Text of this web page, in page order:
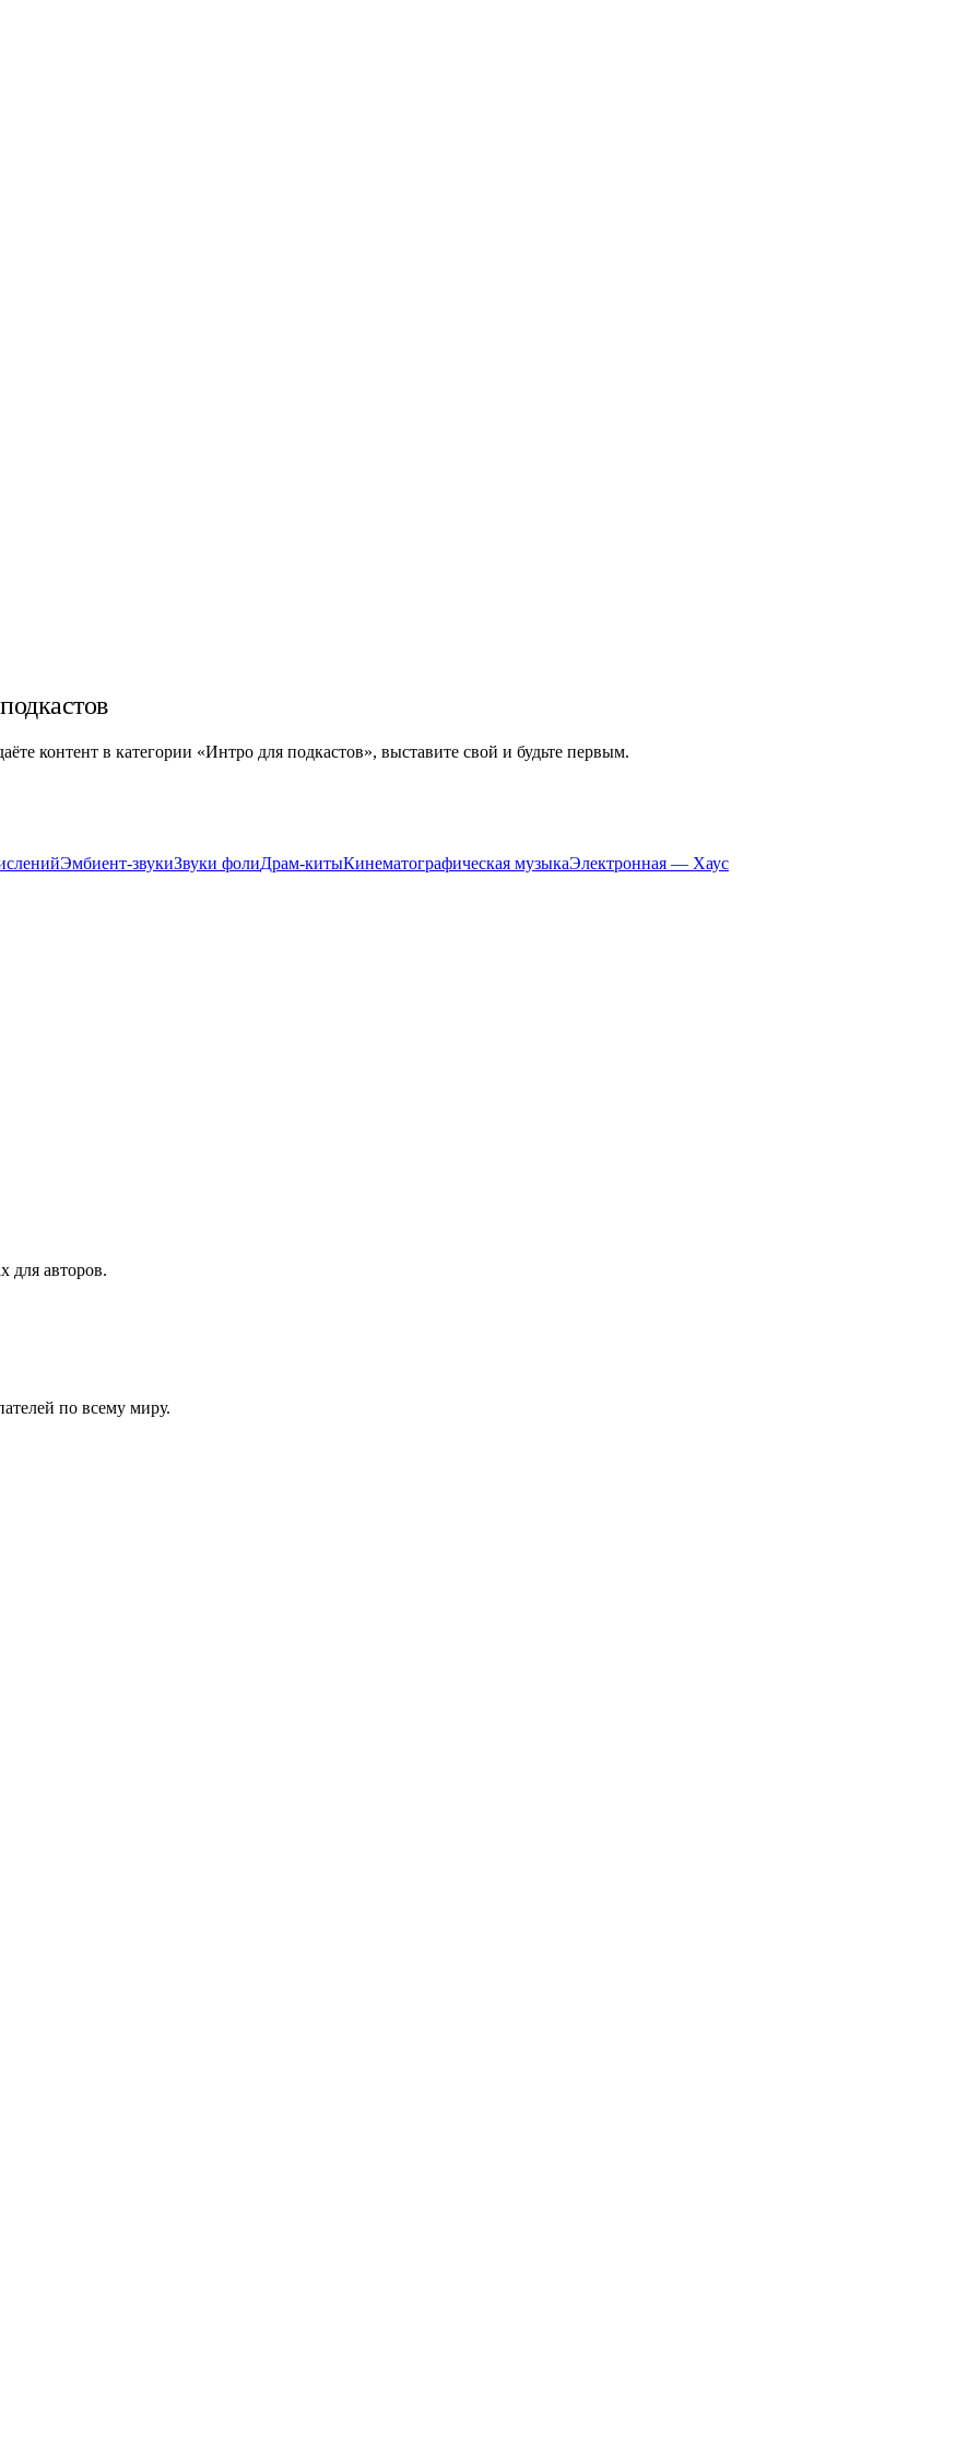
контент в категории «Интро для подкастов», выставите свой и будьте первым.
Эмбиент-звукиЗвуки фолиДрам-китыКинематографическая музыкаЭлектронная — Хаус
для авторов.
по всему миру.